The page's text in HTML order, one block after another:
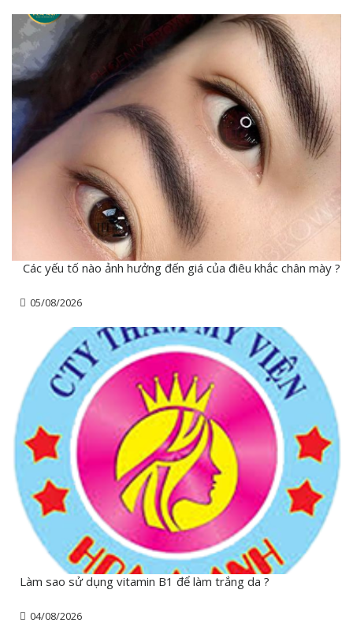
Các yếu tố nào ảnh hưởng đến giá của điêu khắc chân mày ?
05/08/2026
Làm sao sử dụng vitamin B1 để làm trắng da ?
04/08/2026